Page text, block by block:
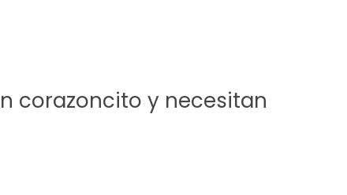
corazoncito y necesitan